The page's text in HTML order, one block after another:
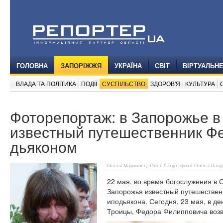
ГОЛОВНА ЗАПОРІЖЖЯ УКРАЇНА СВІТ
ВЛАДА ТА ПОЛІТИКА ПОДІЇ СУСПІЛЬСТВО ЗДОРОВ'Я КУЛЬТУРА
Фоторепортаж: в Запорожье
известный путешественник
дьяконом
Олеся Марковец, Олег Лагур, фото Олега
22 мая, во время богослужения в
Запорожья известный
иподьякона. Сегодня, 23 мая, в
Троицы, Федора Филипповича